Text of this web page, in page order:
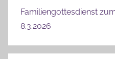
Familiengottesdienst
8.3.2026